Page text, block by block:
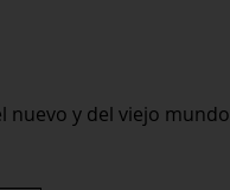
nuevo y del viejo mundo